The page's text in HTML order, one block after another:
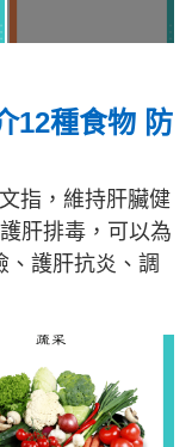
12種食物 防
指，維持肝臟健
肝排毒，可以為
、護肝抗炎、調